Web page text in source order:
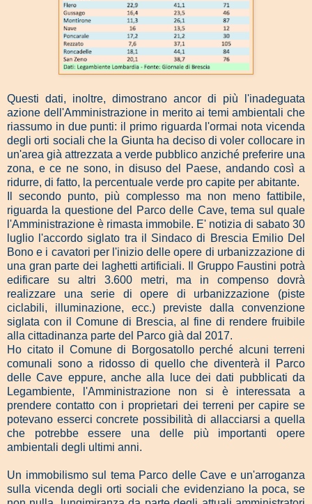
Questi dati, inoltre, dimostrano ancor di più l'inadeguata
azione dell'Amministrazione in merito ai temi ambientali che
riassumo in due punti: il primo riguarda l'ormai nota vicenda
degli orti sociali che la Giunta ha deciso di voler collocare in
un'area già attrezzata a verde pubblico anziché preferire una
zona, e ce ne sono, in disuso del Paese, andando così a
ridurre, di fatto, la percentuale verde pro capite per abitante.
Il secondo punto, più complesso ma non meno fattibile,
riguarda la questione del Parco delle Cave, tema sul quale
l'Amministrazione è rimasta immobile. E' notizia di sabato 30
luglio l'accordo siglato tra il Sindaco di Brescia Emilio Del
Bono e i cavatori per l'inizio delle opere di urbanizzazione di
una gran parte dei laghetti artificiali. Il Gruppo Faustini potrà
edificare su altri 3.600 metri, ma in compenso dovrà
realizzare una serie di opere di urbanizzazione (piste
ciclabili, illuminazione, ecc.) previste dalla convenzione
siglata con il Comune di Brescia, al fine di rendere fruibile
alla cittadinanza parte del Parco già dal 2017.
Ho citato il Comune di Borgosatollo perché alcuni terreni
comunali sono a ridosso di quello che diventerà il Parco
delle Cave eppure, anche alla luce dei dati pubblicati da
Legambiente, l'Amministrazione non si è interessata a
prendere contatto con i proprietari dei terreni per capire se
potevano esserci concrete possibilità di allacciarsi a quella
che potrebbe essere una delle più importanti opere
ambientali degli ultimi anni.
Un immobilismo sul tema Parco delle Cave e un'arroganza
sulla vicenda degli orti sociali che evidenziano la poca, se